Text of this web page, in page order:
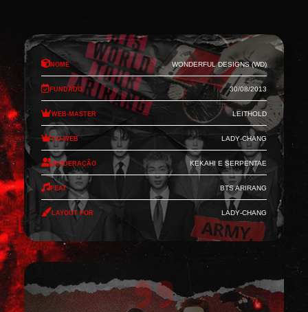
Nome Wonderful Designs (WD)
Fundado 30/08/2013
Web-Master Leithold
Co-Web Lady-Chang
Moderação Kekahi e Serpentae
Feat BTS Arirang
Layout por Lady-Chang